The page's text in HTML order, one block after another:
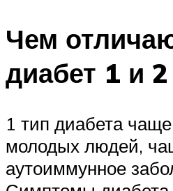
Чем
диабет 1 и
1 тип диабета
молодых людей,
аутоиммунное